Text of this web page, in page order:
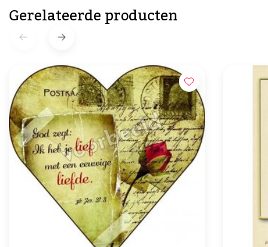
Gerelateerde producten